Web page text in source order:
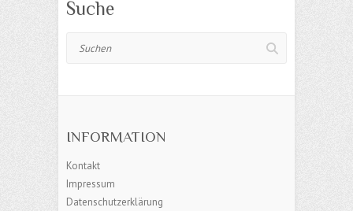
Suche
INFORMATION
Kontakt
Impressum
Datenschutzerklärung